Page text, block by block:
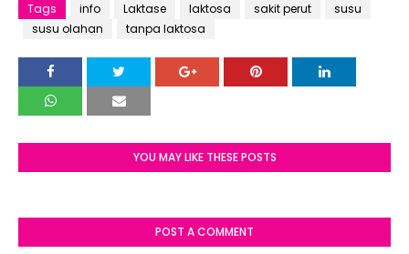
Tags info Laktase laktosa sakit perut
susu
susu olahan
tanpa laktosa
YOU MAY LIKE THESE POSTS
POST A COMMENT